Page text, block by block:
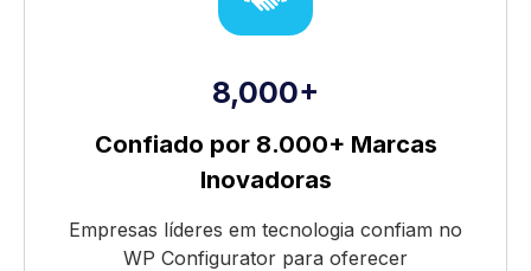
8,000+
Confiado por 8.000+ Marcas
Inovadoras
Empresas líderes em tecnologia confiam no
WP Configurator para oferecer